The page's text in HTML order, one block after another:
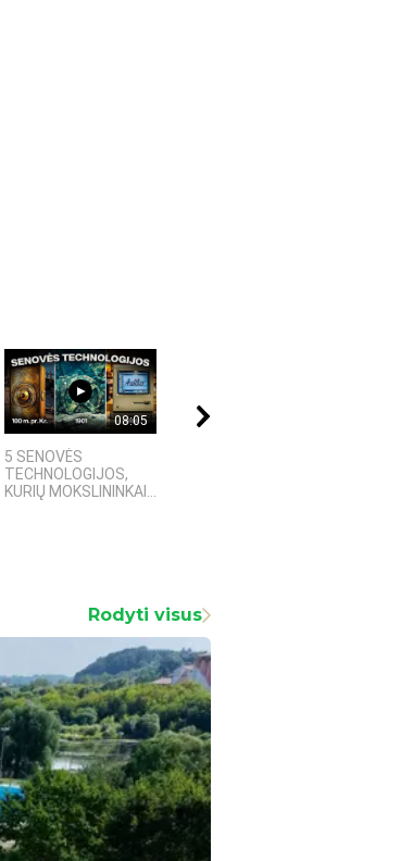
08:05
5 SENOVĖS
TECHNOLOGIJOS,
KURIŲ MOKSLININKAI...
Rodyti visus